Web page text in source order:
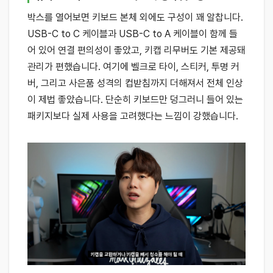
박스를 열어보면 키보드 본체 외에도 구성이 꽤 알찹니다.
USB-C to C 케이블과 USB-C to A 케이블이 함께 들
어 있어 연결 편의성이 좋았고, 키캡 리무버도 기본 제공돼
관리가 편했습니다. 여기에 벨크로 타이, 스티커, 투명 커
버, 그리고 사은품 성격의 컵받침까지 더해져서 전체 인상
이 제법 좋았습니다. 단순히 키보드만 덩그러니 들어 있는
패키지보다 실제 사용을 고려했다는 느낌이 강했습니다.